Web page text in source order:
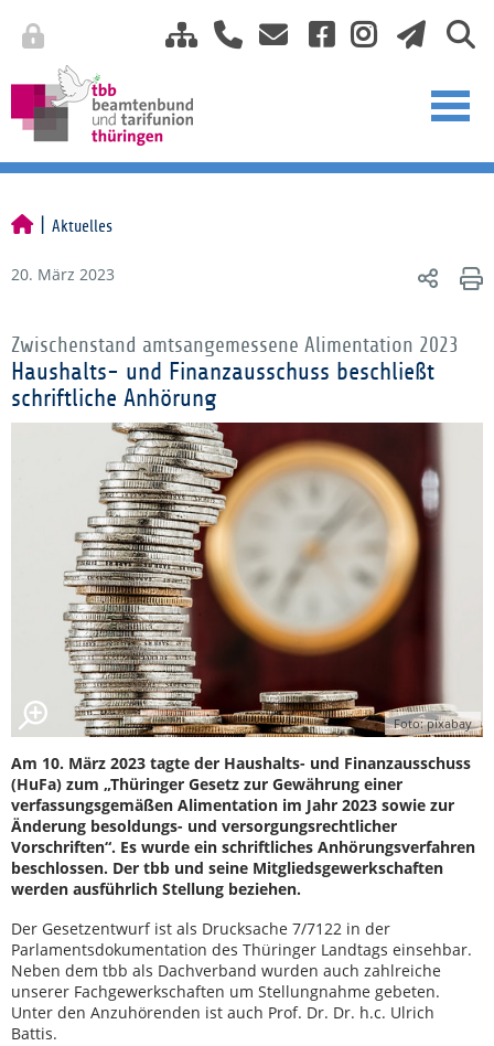
Aktuelles
20. März 2023
Zwischenstand amtsangemessene Alimentation 2023
Haushalts- und Finanzausschuss beschließt
schriftliche Anhörung
Foto: pixabay
Am 10. März 2023 tagte der Haushalts- und Finanzausschuss
(HuFa) zum „Thüringer Gesetz zur Gewährung einer
verfassungsgemäßen Alimentation im Jahr 2023 sowie zur
Änderung besoldungs- und versorgungsrechtlicher
Vorschriften“. Es wurde ein schriftliches Anhörungsverfahren
beschlossen. Der tbb und seine Mitgliedsgewerkschaften
werden ausführlich Stellung beziehen.
Der Gesetzentwurf ist als Drucksache 7/7122 in der
Parlamentsdokumentation des Thüringer Landtags einsehbar.
Neben dem tbb als Dachverband wurden auch zahlreiche
unserer Fachgewerkschaften um Stellungnahme gebeten.
Unter den Anzuhörenden ist auch Prof. Dr. Dr. h.c. Ulrich
Battis.